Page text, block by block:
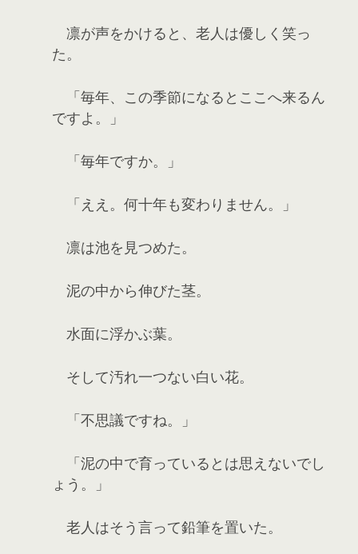
凛が声をかけると、老人は優しく笑っ
た。
「毎年、この季節になるとここへ来るん
ですよ。」
「毎年ですか。」
「ええ。何十年も変わりません。」
凛は池を見つめた。
泥の中から伸びた茎。
水面に浮かぶ葉。
そして汚れ一つない白い花。
「不思議ですね。」
「泥の中で育っているとは思えないでし
ょう。」
老人はそう言って鉛筆を置いた。